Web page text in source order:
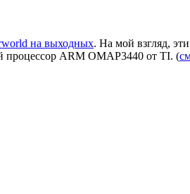
на выходных. На мой взгляд,
процессор ARM OMAP3440 от TI. (